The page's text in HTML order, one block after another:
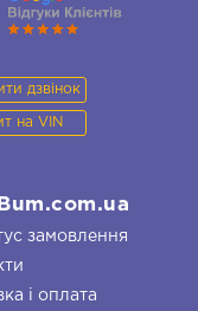
дзвінок
на VIN
замовлення
і оплата